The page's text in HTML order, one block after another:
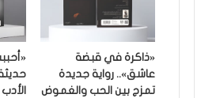
«ذاكرة في قبضة
عاشق».. رواية جديدة
تمزج بين الحب والغموض